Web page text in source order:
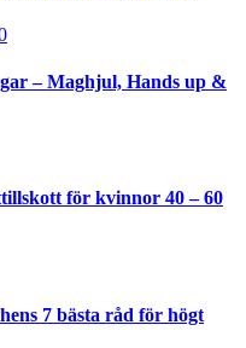
– Maghjul, Hands up &
för kvinnor 40 – 60
7 bästa råd för högt